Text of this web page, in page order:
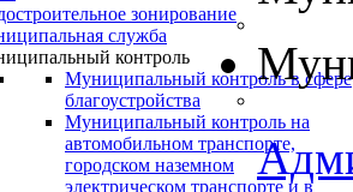
зонирование
служба
контроль
Муниципальный контроль в сфере
благоустройства
Муниципальный контроль на
автомобильном транспорте,
городском наземном
электрическом транспорте и в